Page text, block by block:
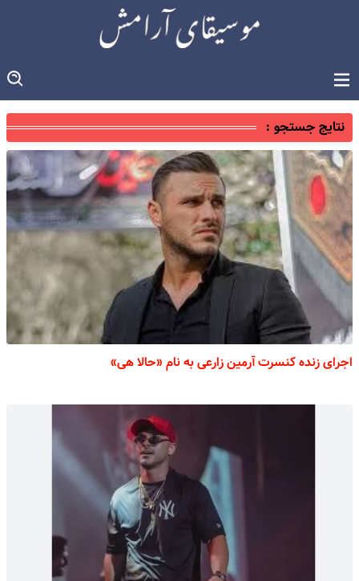
نتایج جستجو :
اجرای زنده کنسرت آرمین زارعی به نام «حالا هی»